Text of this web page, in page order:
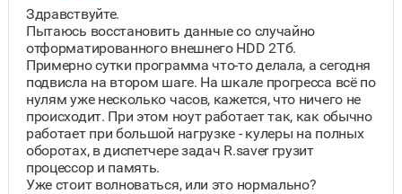
Здравствуйте.
Пытаюсь восстановить данные со случайно
отформатированного внешнего HDD 2Тб.
Примерно сутки программа что-то делала, а сегодня
подвисла на втором шаге. На шкале прогресса всё по
нулям уже несколько часов, кажется, что ничего не
происходит. При этом ноут работает так, как обычно
работает при большой нагрузке - кулеры на полных
оборотах, в диспетчере задач R.saver грузит
процессор и память.
Уже стоит волноваться, или это нормально?